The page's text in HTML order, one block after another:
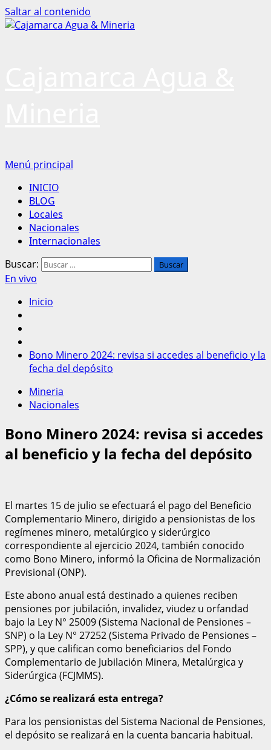
Saltar al contenido
Menú principal
INICIO
BLOG
Locales
Nacionales
Internacionales
Buscar:
En vivo
Inicio
Bono Minero 2024: revisa si accedes al beneficio y la
fecha del depósito
Mineria
Nacionales
Bono Minero 2024: revisa si accedes
al beneficio y la fecha del depósito
El martes 15 de julio se efectuará el pago del Beneficio
Complementario Minero, dirigido a pensionistas de los
regímenes minero, metalúrgico y siderúrgico
correspondiente al ejercicio 2024, también conocido
como Bono Minero, informó la Oficina de Normalización
Previsional (ONP).
Este abono anual está destinado a quienes reciben
pensiones por jubilación, invalidez, viudez u orfandad
bajo la Ley N° 25009 (Sistema Nacional de Pensiones –
SNP) o la Ley N° 27252 (Sistema Privado de Pensiones –
SPP), y que califican como beneficiarios del Fondo
Complementario de Jubilación Minera, Metalúrgica y
Siderúrgica (FCJMMS).
¿Cómo se realizará esta entrega?
Para los pensionistas del Sistema Nacional de Pensiones,
el depósito se realizará en la cuenta bancaria habitual.